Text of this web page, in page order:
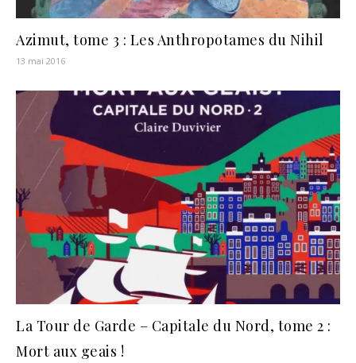
Azimut, tome 3 : Les Anthropotames du Nihil
13 mai 2016
La Tour de Garde – Capitale du Nord, tome 2 :
Mort aux geais !